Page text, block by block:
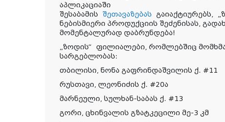
აპლიკაციაში
შესაბამის შეთავაზებას გაიაქტიურებს,
ნებისმიერი პროდუქციის შეძენისას,
მომენტალურად დაბრუნდება!
„ზოდის“ ფილიალები, რომლებშიც
სარგებლობას:
თბილისი, ნონა გაფრინდაშვილის ქ. #11
რუსთავი, ლეონიძის ქ. #20ა
მარნეული, სულხან-საბას ქ. #13
გორი, ცხინვალის გზატკეცილი მე-3 კმ